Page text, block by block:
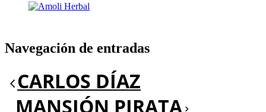
Navegación de entradas
CARLOS DÍAZ
MANSIÓN PIRATA